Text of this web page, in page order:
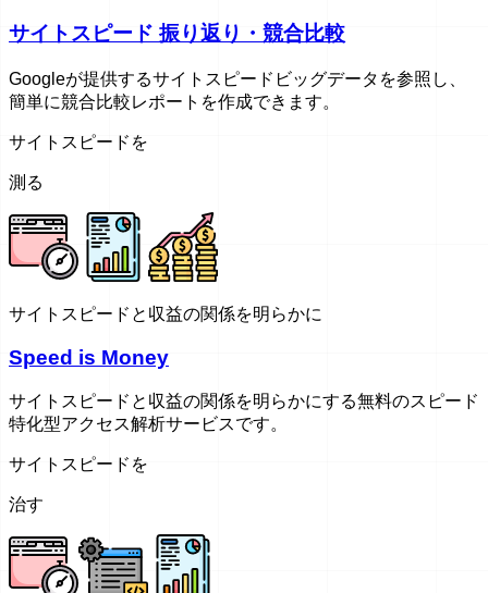
サイトスピード 振り返り・競合比較
Googleが提供するサイトスピードビッグデータを参照し、
簡単に競合比較レポートを作成できます。
サイトスピードを
測る
サイトスピードと収益の関係を明らかに
Speed is Money
サイトスピードと収益の関係を明らかにする無料のスピード
特化型アクセス解析サービスです。
サイトスピードを
治す